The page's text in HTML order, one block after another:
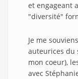
et engageant
"diversité"
Je me
auteurices du
mon coeur),
avec